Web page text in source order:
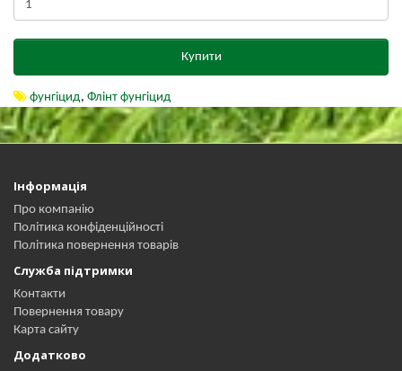
Купити
фунгіцид, Флінт фунгіцид
Інформація
Про компанію
Політика конфіденційності
Політика повернення товарів
Служба підтримки
Контакти
Повернення товару
Карта сайту
Додатково